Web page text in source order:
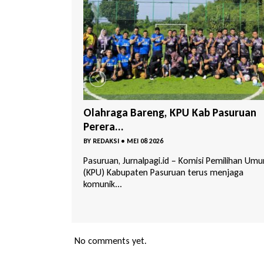
Delapan Kader Masuk Bursa Ketua DPC
PKB ...
BY REDAKSI • MAR 29 2026
Pasuruan, Jurnalpagi.id – Musyawarah Cabang
(Muscab) Partai Kebangkitan Bangsa (PKB)
Kabupaten...
No comments yet.